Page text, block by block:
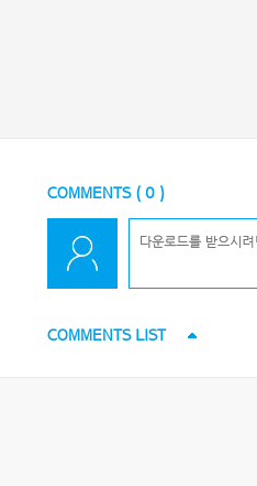
COMMENTS ( 0 )
COMMENTS LIST